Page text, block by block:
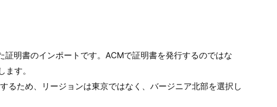
明書のインポートです。ACMで証明書を発行するのではな
す。
るため、リージョンは東京ではなく、バージニア北部を選択し